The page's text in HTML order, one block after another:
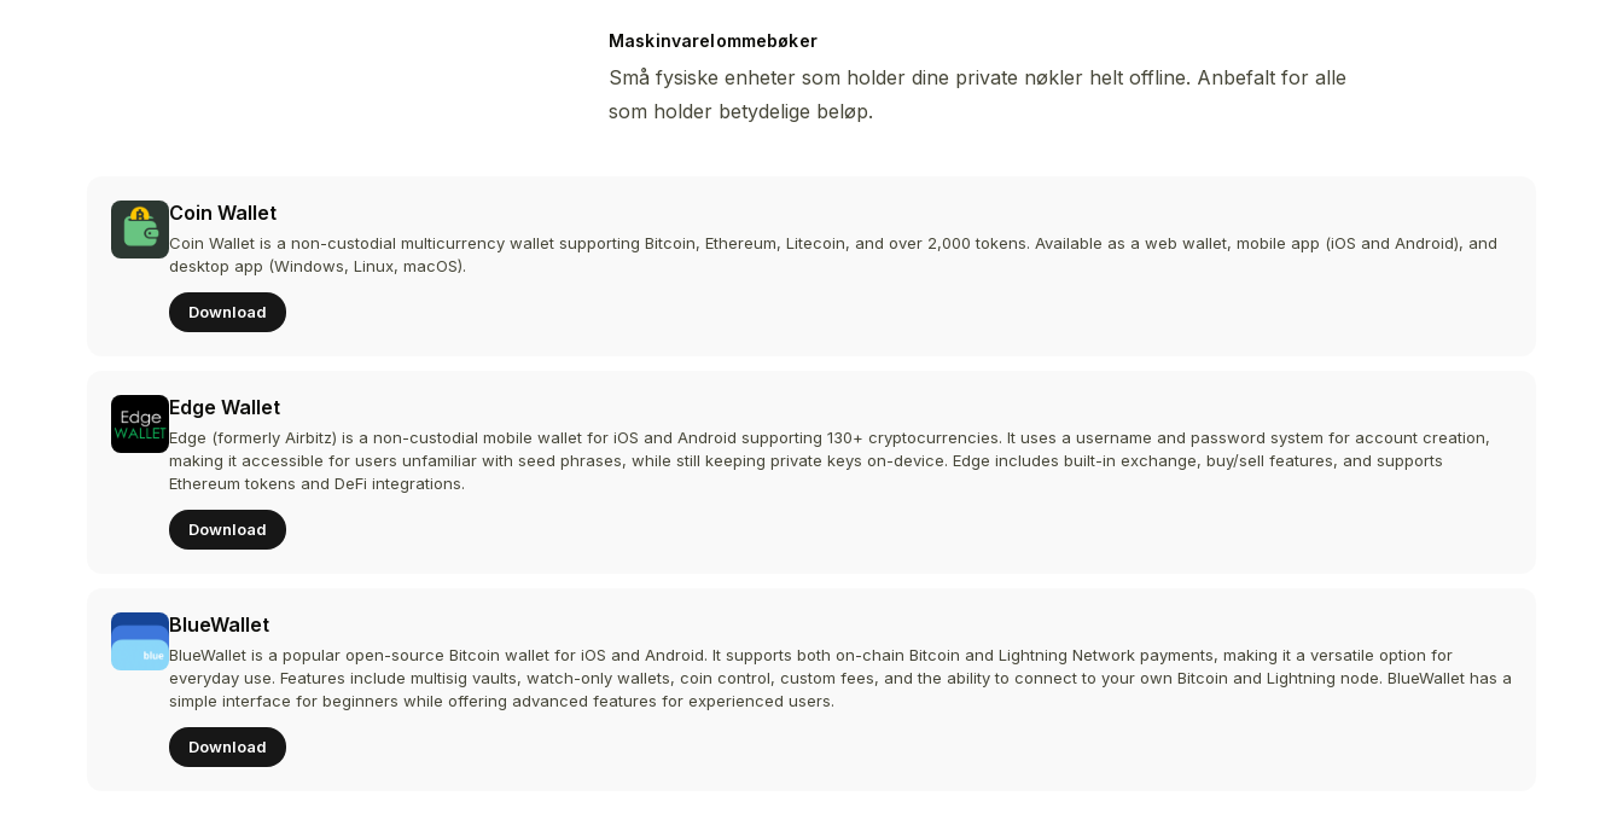
Maskinvarelommebøker
Små fysiske enheter som holder dine private nøkler helt offline. Anbefalt for alle
som holder betydelige beløp.
Coin Wallet
Coin Wallet is a non-custodial multicurrency wallet supporting Bitcoin, Ethereum, Litecoin, and over 2,000 tokens. Available as a web wallet, mobile app (iOS and Android), and
desktop app (Windows, Linux, macOS).
Download
Edge Wallet
Edge (formerly Airbitz) is a non-custodial mobile wallet for iOS and Android supporting 130+ cryptocurrencies. It uses a username and password system for account creation,
making it accessible for users unfamiliar with seed phrases, while still keeping private keys on-device. Edge includes built-in exchange, buy/sell features, and supports
Ethereum tokens and DeFi integrations.
Download
BlueWallet
BlueWallet is a popular open-source Bitcoin wallet for iOS and Android. It supports both on-chain Bitcoin and Lightning Network payments, making it a versatile option for
everyday use. Features include multisig vaults, watch-only wallets, coin control, custom fees, and the ability to connect to your own Bitcoin and Lightning node. BlueWallet has a
simple interface for beginners while offering advanced features for experienced users.
Download